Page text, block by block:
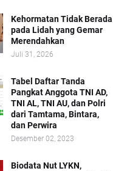
Kehormatan Tidak Berada
pada Lidah yang Gemar
Merendahkan
Juli 31, 2026
Tabel Daftar Tanda
Pangkat Anggota TNI AD,
TNI AL, TNI AU, dan Polri
dari Tamtama, Bintara,
dan Perwira
Desember 02, 2023
Biodata Nut LYKN,